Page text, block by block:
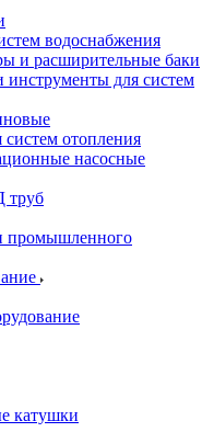
водоснабжения
и расширительные баки
для систем
отопления
насосные
труб
промышленного
катушки